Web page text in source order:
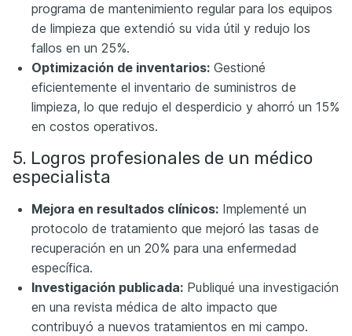
programa de mantenimiento regular para los equipos
de limpieza que extendió su vida útil y redujo los
fallos en un 25%.
Optimización de inventarios: Gestioné
eficientemente el inventario de suministros de
limpieza, lo que redujo el desperdicio y ahorró un 15%
en costos operativos.
5. Logros profesionales de un médico
especialista
Mejora en resultados clínicos: Implementé un
protocolo de tratamiento que mejoró las tasas de
recuperación en un 20% para una enfermedad
específica.
Investigación publicada: Publiqué una investigación
en una revista médica de alto impacto que
contribuyó a nuevos tratamientos en mi campo.